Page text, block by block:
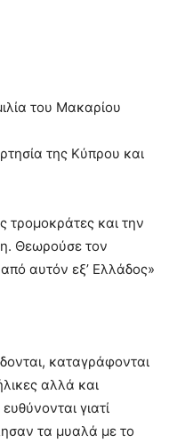
του Μακαρίου
της Κύπρου και
τρομοκράτες και την
Θεωρούσε τον
αυτόν εξ’ Ελλάδος»
καταγράφονται
αλλά και
γιατί
τα μυαλά με το